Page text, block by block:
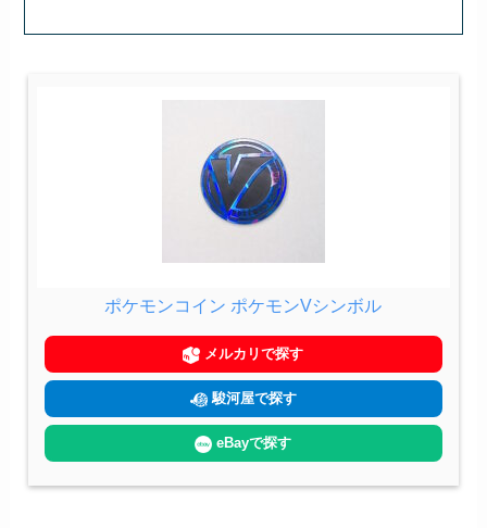
ポケモンコイン ポケモンVシンボル
メルカリで探す
駿河屋で探す
eBayで探す